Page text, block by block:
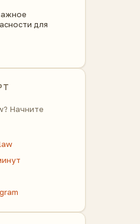
для
Начните